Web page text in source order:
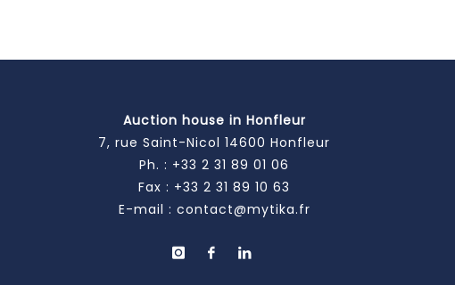
Auction house in Honfleur
7, rue Saint-Nicol 14600 Honfleur
Ph. : +33 2 31 89 01 06
Fax : +33 2 31 89 10 63
E-mail : contact@mytika.fr